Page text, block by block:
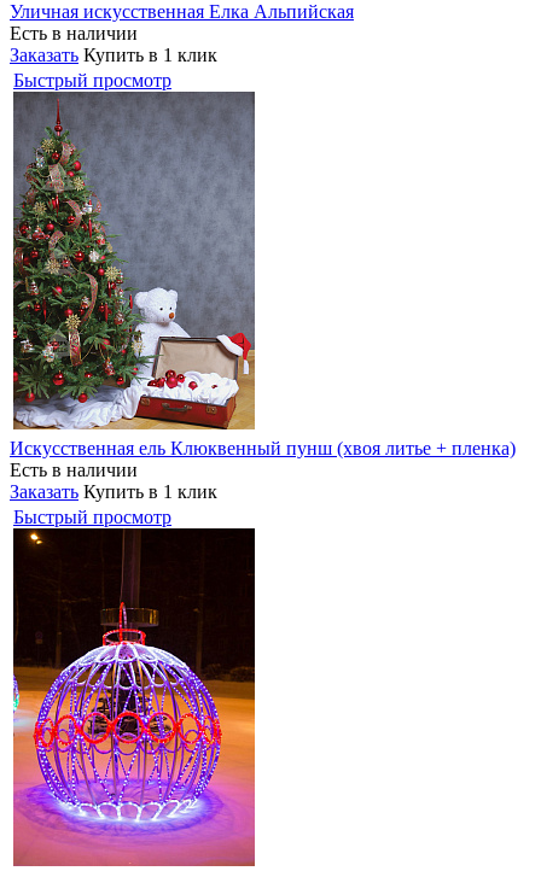
Уличная искусственная Елка Альпийская
Есть в наличии
Заказать Купить в 1 клик
Быстрый просмотр
Искусственная ель Клюквенный пунш (хвоя литье + пленка)
Есть в наличии
Заказать Купить в 1 клик
Быстрый просмотр